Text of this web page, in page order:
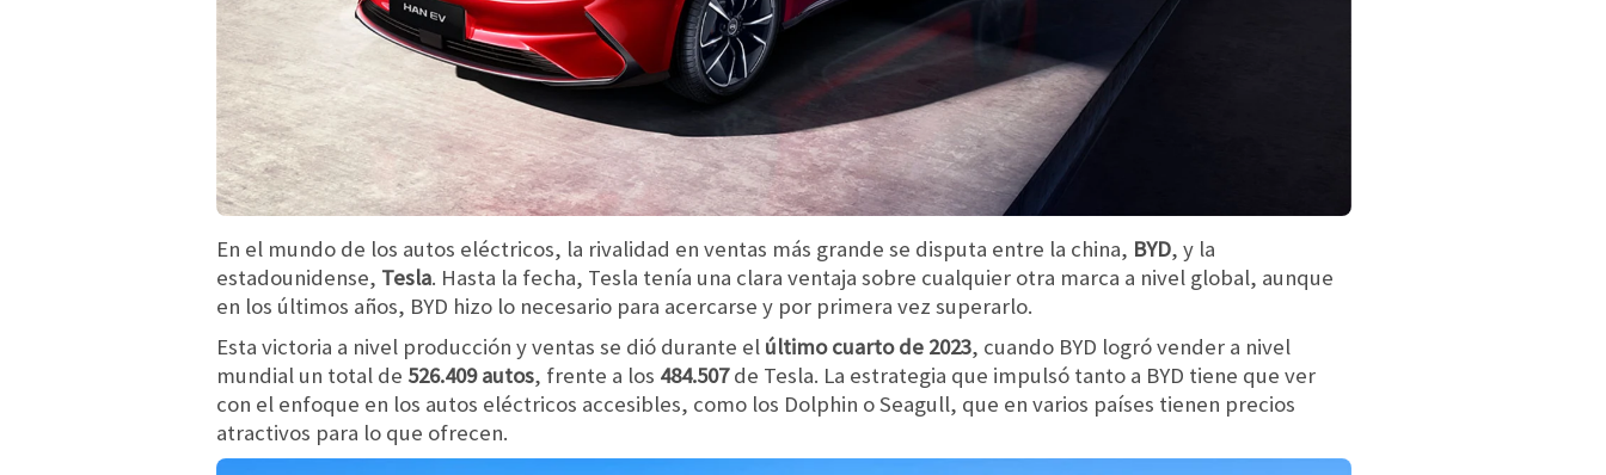
En el mundo de los autos eléctricos, la rivalidad en ventas más grande se disputa entre la china, BYD, y la
estadounidense, Tesla. Hasta la fecha, Tesla tenía una clara ventaja sobre cualquier otra marca a nivel global, aunque
en los últimos años, BYD hizo lo necesario para acercarse y por primera vez superarlo.
Esta victoria a nivel producción y ventas se dió durante el último cuarto de 2023, cuando BYD logró vender a nivel
mundial un total de 526.409 autos, frente a los 484.507de Tesla. La estrategia que impulsó tanto a BYD tiene que ver
con el enfoque en los autos eléctricos accesibles, como los Dolphin o Seagull, que en varios países tienen precios
atractivos para lo que ofrecen.